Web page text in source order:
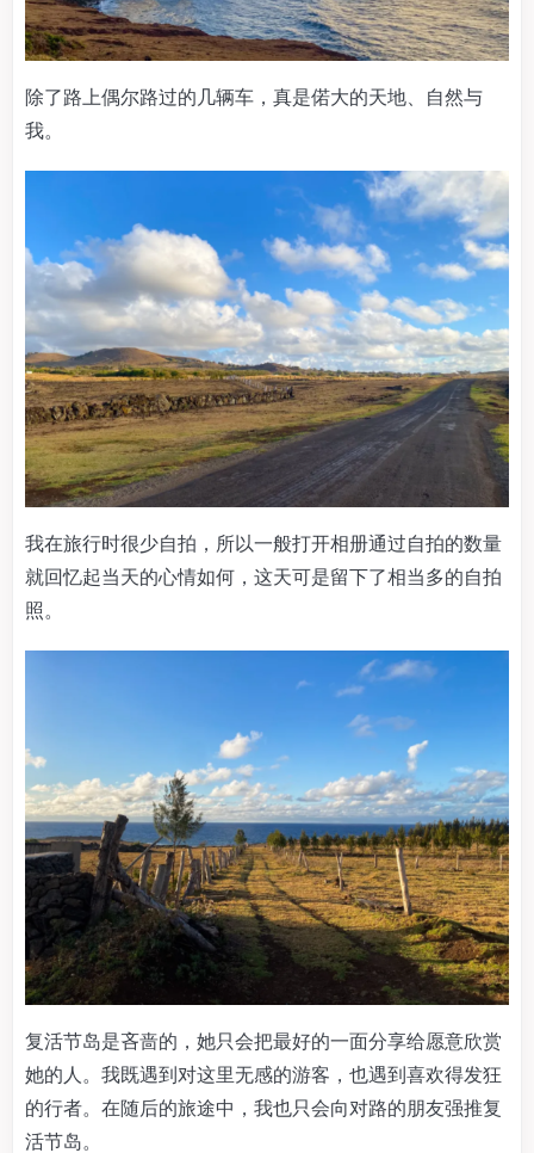
除了路上偶尔路过的几辆车，真是偌大的天地、自然与
我。
我在旅行时很少自拍，所以一般打开相册通过自拍的数量
就回忆起当天的心情如何，这天可是留下了相当多的自拍
照。
复活节岛是吝啬的，她只会把最好的一面分享给愿意欣赏
她的人。我既遇到对这里无感的游客，也遇到喜欢得发狂
的行者。在随后的旅途中，我也只会向对路的朋友强推复
活节岛。